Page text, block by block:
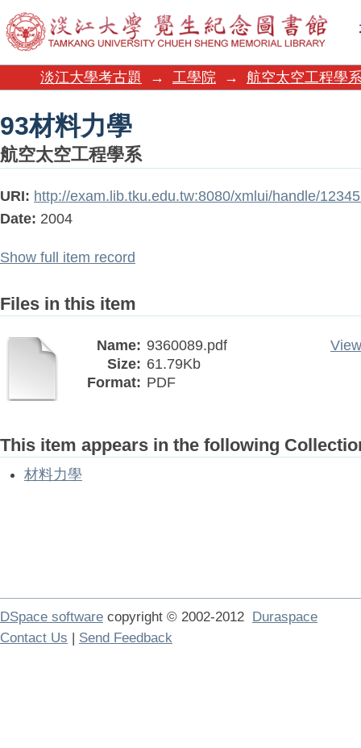
93材料力學
淡江大學考古題 → 工學院 → 航空太空工程學
93材料力學
航空太空工程學系
URI: http://exam.lib.tku.edu.tw:8080/xmlui/handle/
Date: 2004
Show full item record
Files in this item
Name: 9360089.pdf
Size: 61.79Kb
Format: PDF
This item appears in the following
材料力學
DSpace software copyright © 2002-2012 Duraspace
Contact Us | Send Feedback